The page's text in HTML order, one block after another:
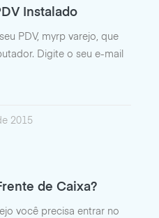
Instalado
PDV, myrp varejo, que
Digite o seu e-mail
2015
de Caixa?
você precisa entrar no